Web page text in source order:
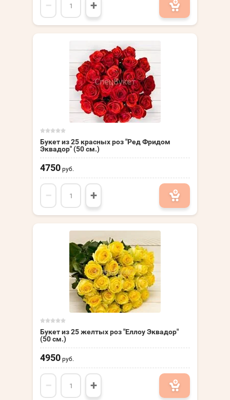
− +
Букет из 25 красных роз "Ред Фридом
Эквадор" (50 см.)
4750 руб.
− +
Букет из 25 желтых роз "Еллоу Эквадор"
(50 см.)
4950 руб.
− +